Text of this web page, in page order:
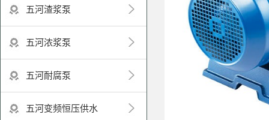
五河渣浆泵
五河浓浆泵
五河耐腐泵
五河变频恒压供水